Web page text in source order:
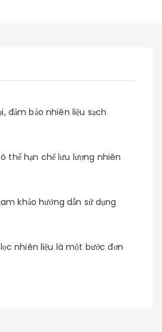
đảm bảo nhiên liệu sạch
thể hạn chế lưu lượng nhiên
khảo hướng dẫn sử dụng
nhiên liệu là một bước đơn